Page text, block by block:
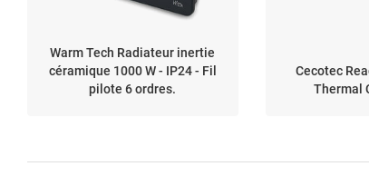
Warm Tech Radiateur inertie
céramique 1000 W - IP24 - Fil
pilote 6 ordres.
Cecotec
Thermal